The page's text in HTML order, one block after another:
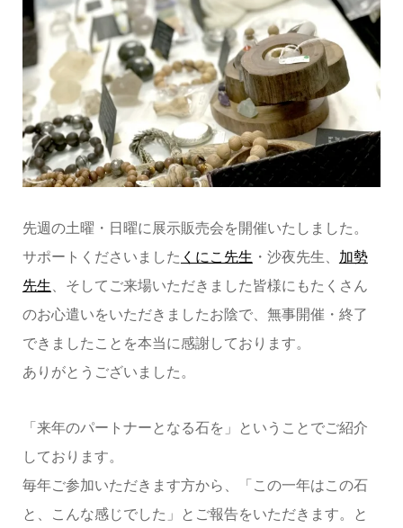
先週の土曜・日曜に展示販売会を開催いたしました。
サポートくださいました くにこ先生 ・沙夜先生、 加勢
先生 、そしてご来場いただきました皆様にもたくさん
のお心遣いをいただきましたお陰で、無事開催・終了
できましたことを本当に感謝しております。
ありがとうございました。
「来年のパートナーとなる石を」ということでご紹介
しております。
毎年ご参加いただきます方から、「この一年はこの石
と、こんな感じでした」とご報告をいただきます。と